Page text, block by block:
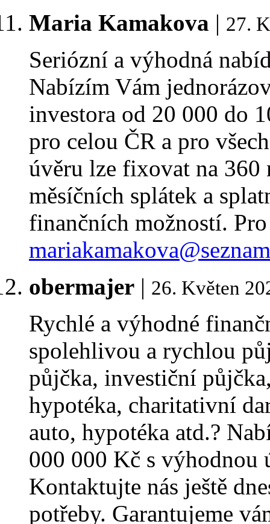
Maria Kamakova | 27.
Seriózní a výhodná
Nabízím Vám
investora od 20 000 do
pro celou ČR a pro
úvěru lze fixovat na 360
měsíčních splátek a
finančních možností.
obermajer | 26. Květen
Rychlé a výhodné
spolehlivou a rychlou
půjčka, investiční
hypotéka, charitativní
auto, hypotéka atd.?
000 000 Kč s výhodnou
Kontaktujte nás ještě
potřeby. Garantujeme